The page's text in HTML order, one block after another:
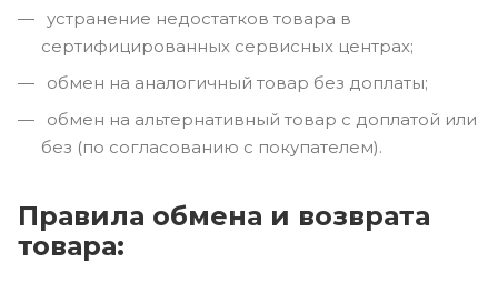
устранение недостатков товара в
сертифицированных сервисных центрах;
обмен на аналогичный товар без доплаты;
обмен на альтернативный товар с доплатой или
без (по согласованию с покупателем).
Правила обмена и возврата
товара: